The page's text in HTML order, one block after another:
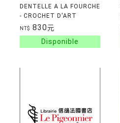
DENTELLE A LA FOURCHE
- CROCHET D'ART
NT$ 830元